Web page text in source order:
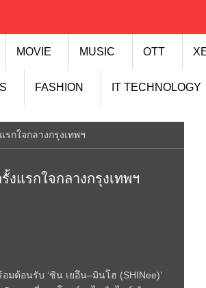
MOVIE MUSIC OTT
FASHION IT TECHNOLOGY
กใจกลางกรุงเทพฯ
งแรกใจกลางกรุงเทพฯ
มต้อนรับ ‘ชิน เยอึน–มินโฮ (SHINee)’